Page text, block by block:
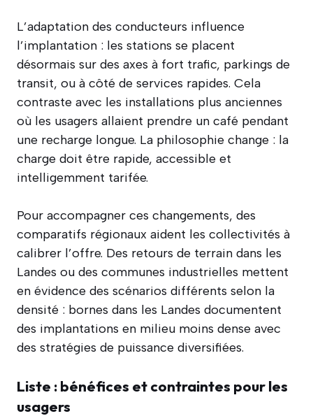
L’adaptation des conducteurs influence
l’implantation : les stations se placent
désormais sur des axes à fort trafic, parkings de
transit, ou à côté de services rapides. Cela
contraste avec les installations plus anciennes
où les usagers allaient prendre un café pendant
une recharge longue. La philosophie change : la
charge doit être rapide, accessible et
intelligemment tarifée.
Pour accompagner ces changements, des
comparatifs régionaux aident les collectivités à
calibrer l’offre. Des retours de terrain dans les
Landes ou des communes industrielles mettent
en évidence des scénarios différents selon la
densité : bornes dans les Landes documentent
des implantations en milieu moins dense avec
des stratégies de puissance diversifiées.
Liste : bénéfices et contraintes pour les
usagers